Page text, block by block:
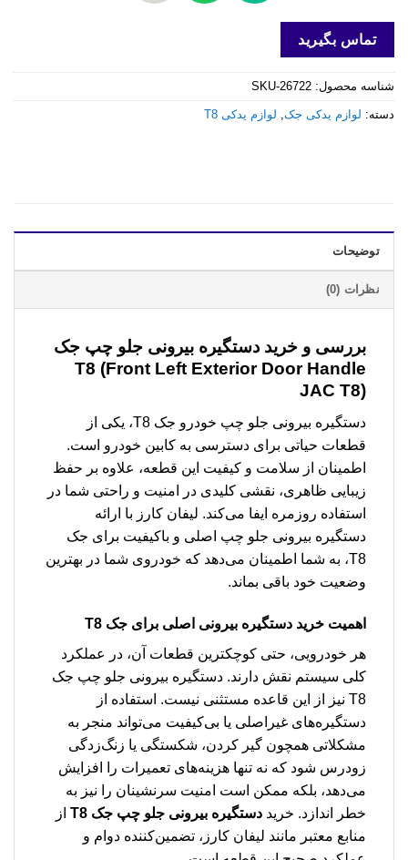
تماس بگیرید
شناسه محصول: SKU-26722
دسته: لوازم یدکی جک لوازم یدکی T8
توضیحات
نظرات (0)
بررسی و خریددستگیره بیرونی جلو چپ جک
T8 (Front Left Exterior Door Handle
JAC T8)
دستگیره بیرونی جلو چپ خودرو جک T8، یکی از
قطعات حیاتی برای دسترسی به کابین خودرو است.
اطمینان از سلامت و کیفیت این قطعه، علاوه بر حفظ
زیبایی ظاهری، نقشی کلیدی در امنیت و راحتی شما در
استفاده روزمره ایفا می‌کند. لیفان کارز با ارائه
دستگیره بیرونی جلو چپ اصلی و باکیفیت برای جک
T8، به شما اطمینان می‌دهد که خودروی شما در بهترین
وضعیت خود باقی بماند.
اهمیت خرید دستگیره بیرونی اصلی برای جک T8
هر خودرویی، حتی کوچکترین قطعات آن، در عملکرد
کلی سیستم نقش دارند. دستگیره بیرونی جلو چپ جک
T8 نیز از این قاعده مستثنی نیست. استفاده از
دستگیره‌های غیراصلی یا بی‌کیفیت می‌تواند منجر به
مشکلاتی همچون گیر کردن، شکستگی یا زنگ‌زدگی
زودرس شود که نه تنها هزینه‌های تعمیرات را افزایش
می‌دهد، بلکه ممکن است امنیت سرنشینان را نیز به
خطر اندازد. خرید دستگیره بیرونی جلو چپ جک T8
از
منابع معتبر مانند لیفان کارز، تضمین‌کننده دوام و